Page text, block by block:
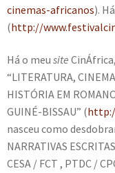
cinemas-africanos).
(http://
Há o meu site
“LITERATURA,
HISTÓRIA EM
GUINÉ-BISSAU” (
nasceu como
NARRATIVAS
CESA / FCT , PTDC /